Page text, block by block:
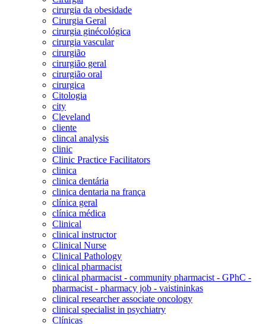
cirurgia da obesidade
Cirurgia Geral
cirurgia ginécológica
cirurgia vascular
cirurgião
cirurgião geral
cirurgião oral
cirurgica
Citologia
city
Cleveland
cliente
clincal analysis
clinic
Clinic Practice Facilitators
clinica
clinica dentária
clinica dentaria na frança
clínica geral
clínica médica
Clinical
clinical instructor
Clinical Nurse
Clinical Pathology
clinical pharmacist
clinical pharmacist - community pharmacist - GPhC -
pharmacist - pharmacy job - vaistininkas
clinical researcher associate oncology
clinical specialist in psychiatry
Clínicas